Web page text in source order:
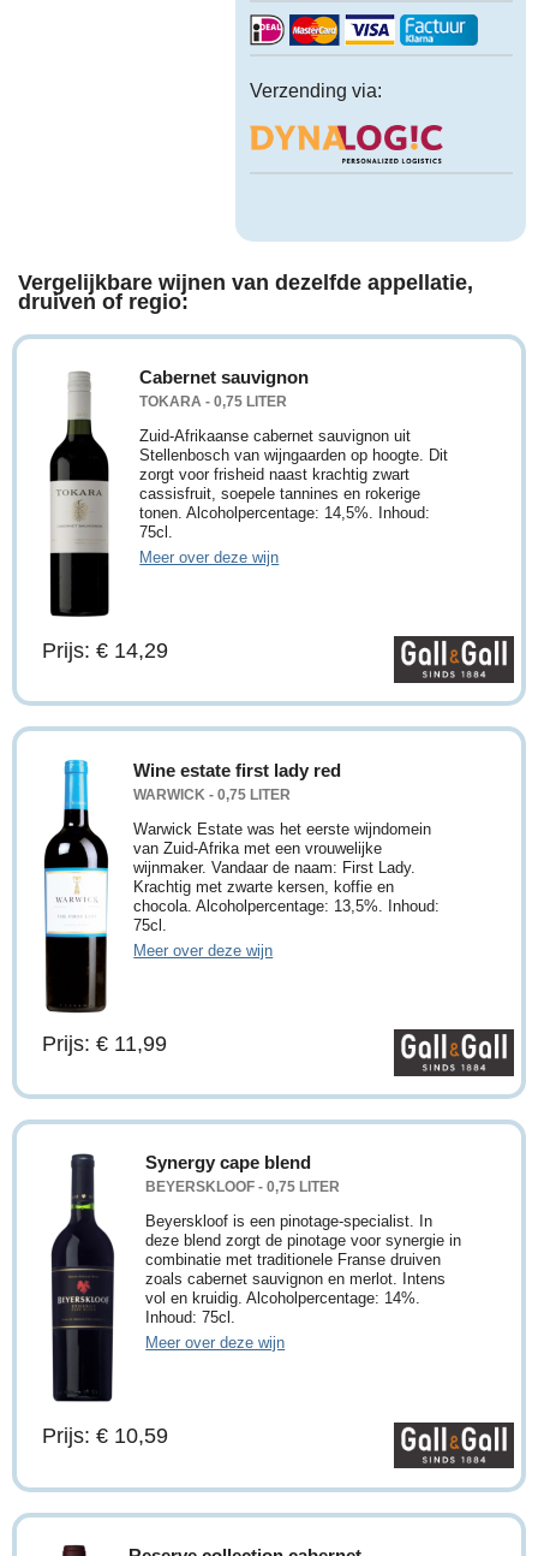
Verzending via:
Vergelijkbare wijnen van dezelfde appellatie,
druiven of regio:
Cabernet sauvignon
TOKARA - 0,75 LITER
Zuid-Afrikaanse cabernet sauvignon uit
Stellenbosch van wijngaarden op hoogte. Dit
zorgt voor frisheid naast krachtig zwart
cassisfruit, soepele tannines en rokerige
tonen. Alcoholpercentage: 14,5%. Inhoud:
75cl.
Meer over deze wijn
Prijs: € 14,29
Wine estate first lady red
WARWICK - 0,75 LITER
Warwick Estate was het eerste wijndomein
van Zuid-Afrika met een vrouwelijke
wijnmaker. Vandaar de naam: First Lady.
Krachtig met zwarte kersen, koffie en
chocola. Alcoholpercentage: 13,5%. Inhoud:
75cl.
Meer over deze wijn
Prijs: € 11,99
Synergy cape blend
BEYERSKLOOF - 0,75 LITER
Beyerskloof is een pinotage-specialist. In
deze blend zorgt de pinotage voor synergie in
combinatie met traditionele Franse druiven
zoals cabernet sauvignon en merlot. Intens
vol en kruidig. Alcoholpercentage: 14%.
Inhoud: 75cl.
Meer over deze wijn
Prijs: € 10,59